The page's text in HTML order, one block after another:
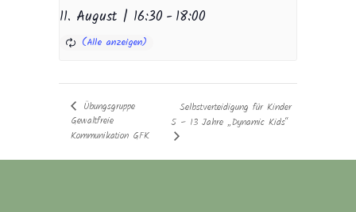
11. August | 16:30 -18:00
Übungsgruppe
Gewaltfreie
Kommunikation GFK
Selbstverteidigung für Kinder
5 – 13 Jahre „Dynamic Kids“